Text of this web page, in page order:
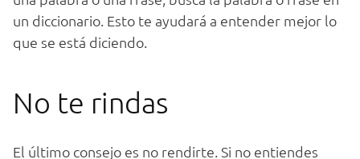
un diccionario. Esto te ayudará a entender mejor lo
que se está diciendo.
No te rindas
El último consejo es no rendirte. Si no entiendes